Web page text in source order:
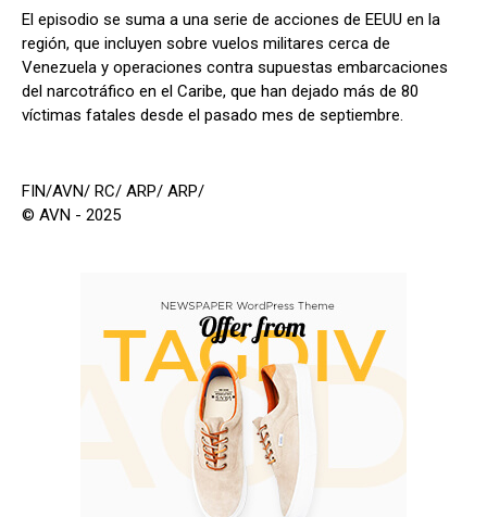
El episodio se suma a una serie de acciones de EEUU en la
región, que incluyen sobre vuelos militares cerca de
Venezuela y operaciones contra supuestas embarcaciones
del narcotráfico en el Caribe, que han dejado más de 80
víctimas fatales desde el pasado mes de septiembre.
FIN/AVN/ RC/ ARP/ ARP/
© AVN - 2025